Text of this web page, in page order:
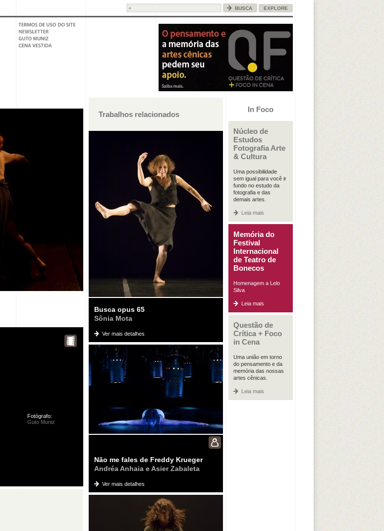
EXPLORE
Fotógrafo:
Guto Muniz
Trabalhos relacionados
Busca opus 65
Sônia Mota
Ver mais detalhes
Não me fales de Freddy Krueger
Andréa Anhaia e Asier Zabaleta
Ver mais detalhes
In Foco
Núcleo de
Estudos
Fotografia Arte
& Cultura
Uma possibilidade
sem igual para você ir
fundo no estudo da
fotografia e das
demais artes.
Leia mais
Memória do
Festival
Internacional
de Teatro de
Bonecos
Homenagem a Lelo
Silva
Leia mais
Questão de
Crítica + Foco
in Cena
Uma união em torno
do pensamento e da
memória das nossas
artes cênicas.
Leia mais